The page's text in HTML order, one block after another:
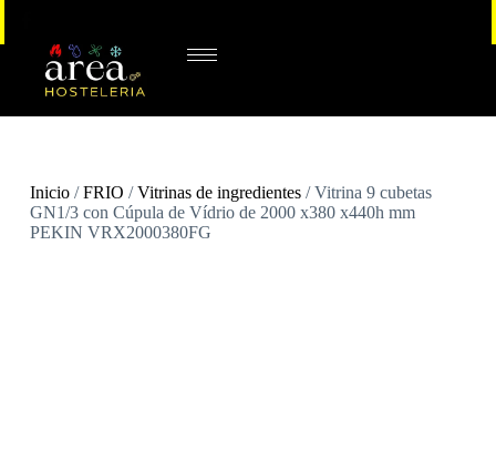
Inicio/FRIO /Vitrinas de ingredientes/ Vitrina 9 cubetas
GN1/3 con Cúpula de Vídrio de 2000 x380 x440h mm
PEKIN VRX2000380FG